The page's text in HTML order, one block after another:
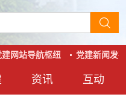
资讯 互动
建网站导航枢纽 党建新闻发